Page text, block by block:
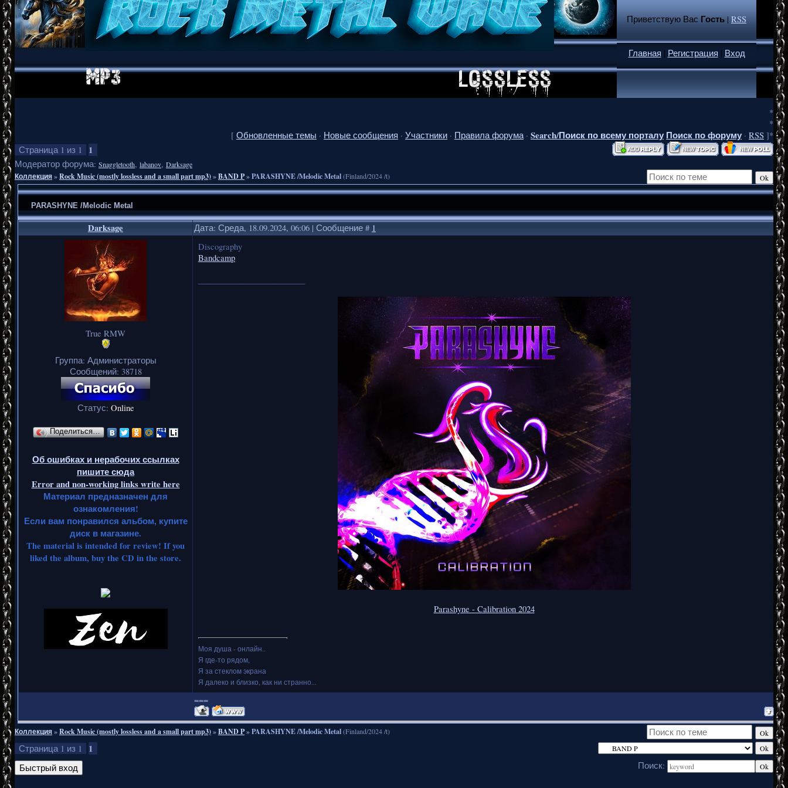
Приветствую Вас Гость|RSS
Главная | Регистрация | Вход
*
*
[ Обновленные темы · Новые сообщения · Участники · Правила форума · Search/Поиск по всему порталу Поиск по форуму · RSS ]*
Страница 1 из 1 1
Модератор форума: Snaggletooth, labanov, Darksage
Коллекция»Rock Music (mostly lossless and a small part mp3)»BAND P»PARASHYNE /Melodic Metal(Finland/2024 /t)
PARASHYNE /Melodic Metal
Darksage Дата: Среда, 18.09.2024, 06:06 | Сообщение # 1
True RMW
Группа: Администраторы
Сообщений: 38718
Статус: Online
Поделиться…
Об ошибках и нерабочих ссылках
пишите сюда
Error and non-working links write here
Материал предназначен для
ознакомления!
Если вам понравился альбом, купите
диск в магазине.
The material is intended for review! If you
liked the album, buy the CD in the store.
Discography
Bandcamp
Parashyne - Calibration 2024
Моя душа - онлайн..
Я где-то рядом,
Я за стеклом экрана
Я далеко и близко, как ни странно...
===
Коллекция»Rock Music (mostly lossless and a small part mp3)»BAND P»PARASHYNE /Melodic Metal(Finland/2024 /t)
Страница 1 из 1 1
Поиск: